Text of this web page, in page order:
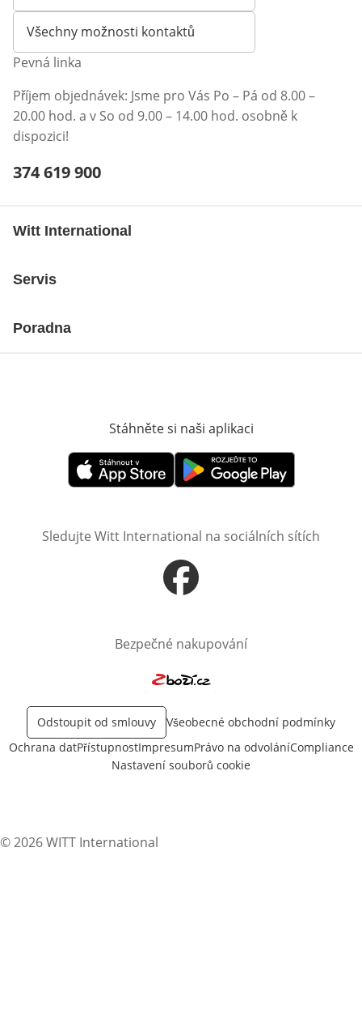
Všechny možnosti kontaktů
Pevná linka
Příjem objednávek: Jsme pro Vás Po – Pá od 8.00 –
20.00 hod. a v So od 9.00 – 14.00 hod. osobně k
dispozici!
Telefonní číslo:
374 619 900
Witt International
Servis
Poradna
Stáhněte si naši aplikaci
Otevře v novém okněOtevře v novém okně
Sledujte Witt International na sociálních sítích
Otevře v novém okně
Bezpečné nakupování
Odstoupit od smlouvy
Všeobecné obchodní podmínky
Ochrana datPřístupnostImpresumPrávo na odvoláníCompliance
Nastavení souborů cookie
© 2026 WITT International